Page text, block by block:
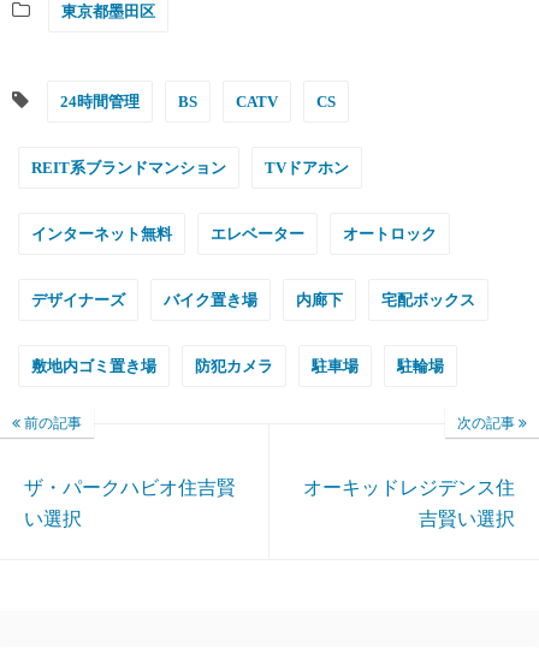
東京都墨田区
24時間管理 BS CATV CS
REIT系ブランドマンション TVドアホン
インターネット無料 エレベーター オートロック
デザイナーズ バイク置き場 内廊下 宅配ボックス
敷地内ゴミ置き場 防犯カメラ 駐車場 駐輪場
前の記事
ザ・パークハビオ住吉賢
い選択
次の記事
オーキッドレジデンス住
吉賢い選択